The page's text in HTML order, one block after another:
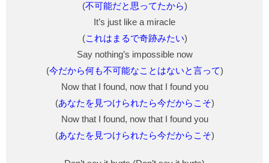
(不可能だと思ってたから)
It’s just like a miracle
(これはまるで奇跡みたい)
Say nothing’s impossible now
(今だから何も不可能なことはないと言って)
Now that I found, now that I found you
(あなたを見つけられたら今だからこそ)
Now that I found, now that I found you
(あなたを見つけられたら今だからこそ)